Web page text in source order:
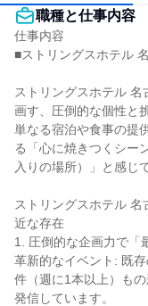
職種と仕事内容
仕事内容
■ストリングスホテル
ストリングスホテル
画す、圧倒的な個性と
単なる宿泊や食事の提
る「心に焼きつくシー
入りの場所）」と感じ
ストリングスホテル
近な存在
1. 圧倒的な企画力で「
革新的なイベント: 既
件（週に1本以上）も
発信しています。